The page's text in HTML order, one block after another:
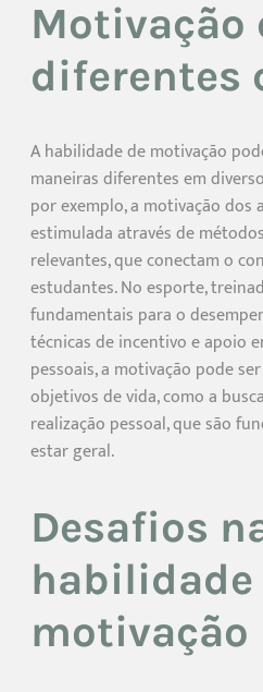
Motivação
diferentes
A habilidade de motivação
maneiras diferentes em
por exemplo, a motivação dos
estimulada através de
relevantes, que conectam o
estudantes. No esporte,
fundamentais para o
técnicas de incentivo e apoio
pessoais, a motivação pode
objetivos de vida, como a
realização pessoal, que são
estar geral.
Desafios
habilidade
motivação